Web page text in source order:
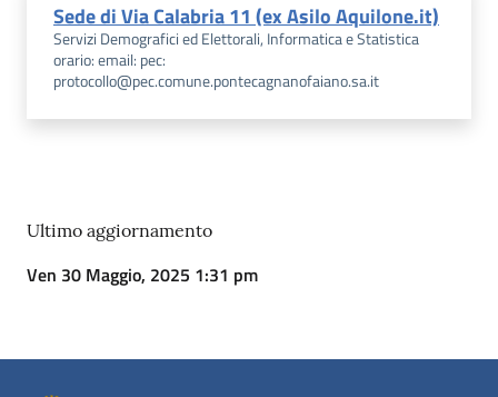
Sede di Via Calabria 11 (ex Asilo Aquilone.it)
Servizi Demografici ed Elettorali, Informatica e Statistica
orario: email: pec:
protocollo@pec.comune.pontecagnanofaiano.sa.it
Ultimo aggiornamento
Ven 30 Maggio, 2025 1:31 pm